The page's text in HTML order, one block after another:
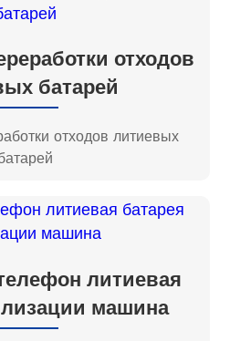
отходов
батарей
отходов литиевых
литиевая
машина